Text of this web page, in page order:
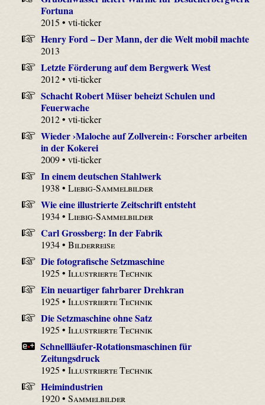
Fortuna
2015 • vti-ticker
Henry Ford – Der Mann, der die Welt mobil machte
2013
Letzte Förderung auf dem Bergwerk West
2012 • vti-ticker
Schacht Robert Müser beheizt Schulen und
Feuerwache
2012 • vti-ticker
Wieder ›Maloche auf Zollverein‹: Forscher arbeiten
in der Kokerei
2009 • vti-ticker
In einem deutschen Stahlwerk
1938 •Liebig-Sammelbilder
Wie eine illustrierte Zeitschrift entsteht
1934 •Liebig-Sammelbilder
Carl Grossberg: In der Fabrik
1934 •Bilderreise
Die fotografische Setzmaschine
1925 •Illustrierte Technik
Ein neuartiger fahrbarer Drehkran
1925 •Illustrierte Technik
Die Setzmaschine ohne Satz
1925 •Illustrierte Technik
Schnellläufer-Rotationsmaschinen für
Zeitungsdruck
1925 •Illustrierte Technik
Heimindustrien
1920 •Sammelbilder